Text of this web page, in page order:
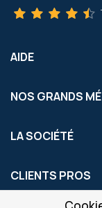
AIDE
NOS GRANDS
LA SOCIÉTÉ
CLIENTS PROS